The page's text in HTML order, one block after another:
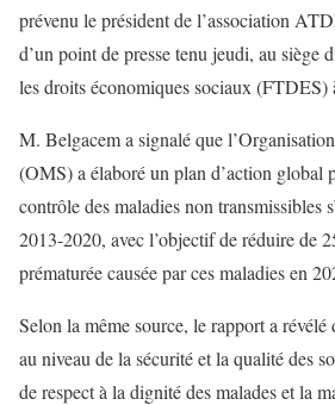
prévenu le président de l’association
d’un point de presse tenu jeudi, au siège
les droits économiques sociaux (FTDES)
M. Belgacem a signalé que
(OMS) a élaboré un plan d’action global
contrôle des maladies non transmissibles
2013-2020, avec l’objectif de réduire de
prématurée causée par ces maladies en
Selon la même source, le rapport a révélé
au niveau de la sécurité et la qualité des
de respect à la dignité des malades et la